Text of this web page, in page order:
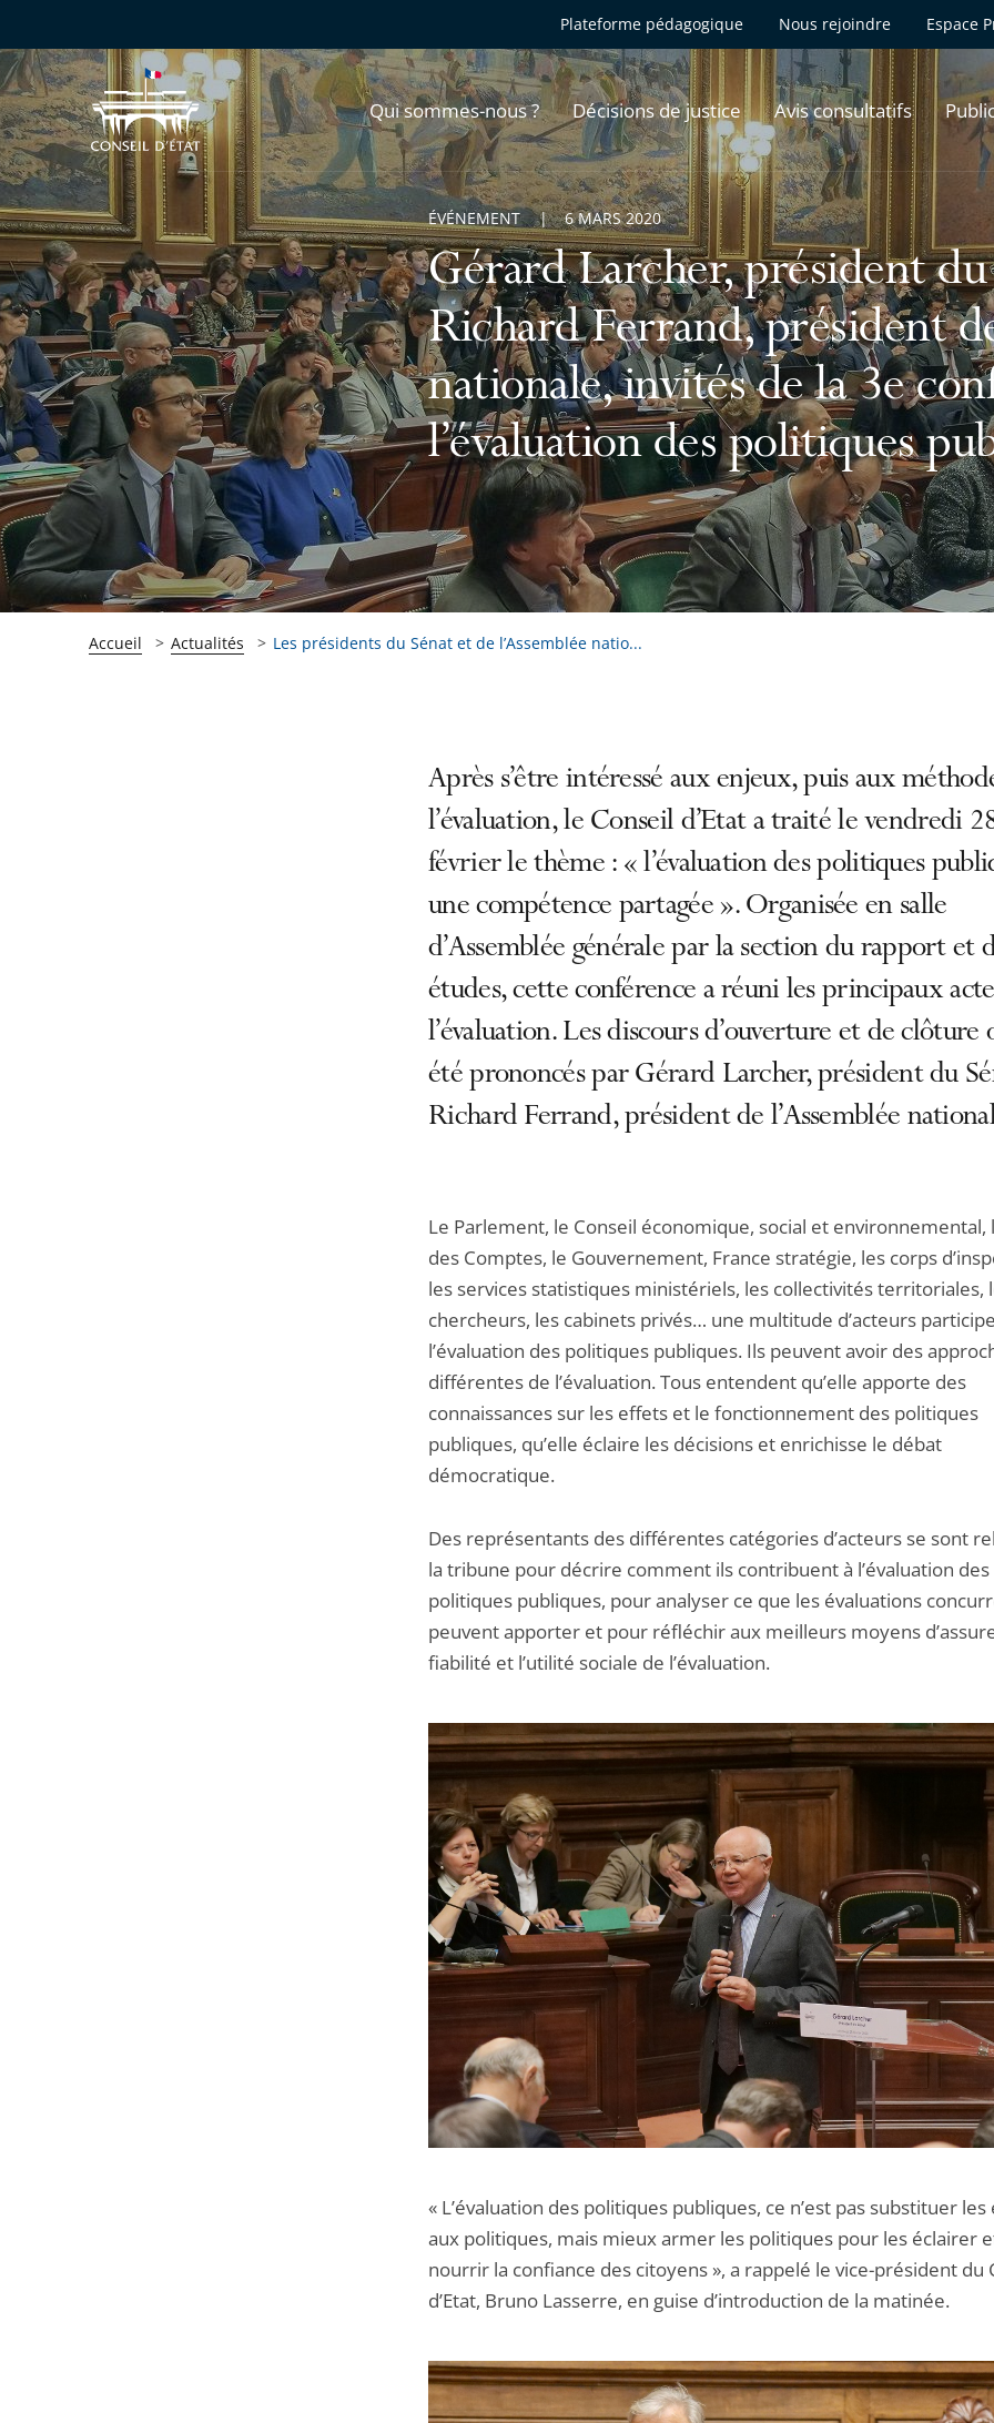
Plateforme pédagogique Nous rejoindre Espace
Qui sommes-nous ? Décisions de justice Avis consultatifs
Gérard Larcher, président du
Richard Ferrand, président
nationale, invités de la 3e
l’évaluation des politiques
ÉVÉNEMENT 6 MARS 2020
Accueil Actualités Les présidents du Sénat et de l’Assemblée natio...
Après s’être intéressé aux enjeux, puis aux
l’évaluation, le Conseil d’Etat a traité le vendredi
février le thème : « l’évaluation des politiques
une compétence partagée ». Organisée en salle
d’Assemblée générale par la section du rapport et
études, cette conférence a réuni les principaux
l’évaluation. Les discours d’ouverture et de clôture
été prononcés par Gérard Larcher, président du
Richard Ferrand, président de l’Assemblée
Le Parlement, le Conseil économique, social et environnemental,
des Comptes, le Gouvernement, France stratégie, les corps
les services statistiques ministériels, les collectivités territoriales,
chercheurs, les cabinets privés… une multitude d’acteurs
l’évaluation des politiques publiques. Ils peuvent avoir des
différentes de l’évaluation. Tous entendent qu’elle apporte des
connaissances sur les effets et le fonctionnement des politiques
publiques, qu’elle éclaire les décisions et enrichisse le débat
démocratique.
Des représentants des différentes catégories d’acteurs se sont
la tribune pour décrire comment ils contribuent à l’évaluation des
politiques publiques, pour analyser ce que les évaluations
peuvent apporter et pour réfléchir aux meilleurs moyens
fiabilité et l’utilité sociale de l’évaluation.
« L’évaluation des politiques publiques, ce n’est pas substituer
aux politiques, mais mieux armer les politiques pour les éclairer
nourrir la confiance des citoyens », a rappelé le vice-président du
d’Etat, Bruno Lasserre, en guise d’introduction de la matinée.